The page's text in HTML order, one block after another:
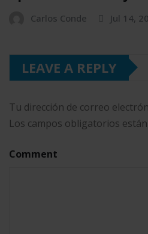
Carlos Conde Jul 14,
LEAVE A REPLY
Tu dirección de correo
Los campos obligatorios
Comment